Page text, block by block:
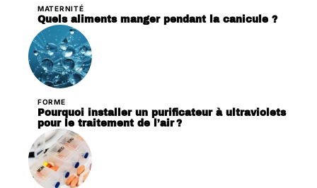
MATERNITÉ
Quels aliments manger pendant la canicule ?
FORME
Pourquoi installer un purificateur à ultraviolets
pour le traitement de l’air ?